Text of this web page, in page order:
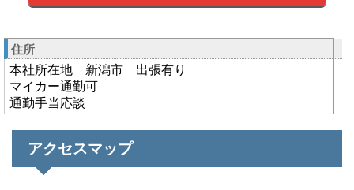
住所
本社所在地 新潟市 出張有り
マイカー通勤可
通勤手当応談
アクセスマップ